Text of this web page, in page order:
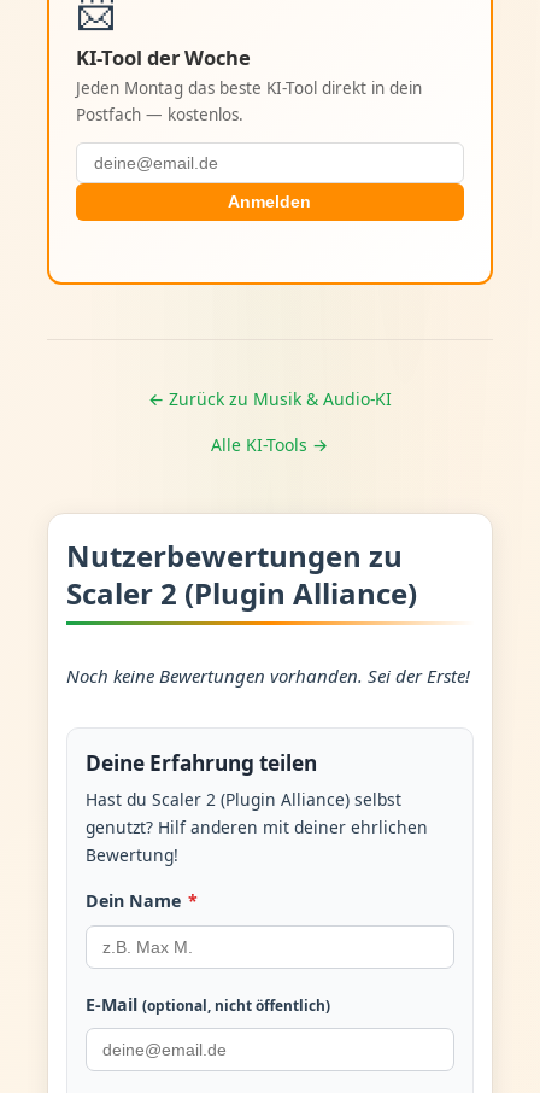
KI-Tool der Woche
Jeden Montag das beste KI-Tool direkt in dein
Postfach — kostenlos.
Anmelden
← Zurück zu Musik & Audio-KI
Alle KI-Tools →
Nutzerbewertungen zu
Scaler 2 (Plugin Alliance)
Noch keine Bewertungen vorhanden. Sei der Erste!
Deine Erfahrung teilen
Hast du Scaler 2 (Plugin Alliance) selbst
genutzt? Hilf anderen mit deiner ehrlichen
Bewertung!
Dein Name *
E-Mail (optional, nicht öffentlich)